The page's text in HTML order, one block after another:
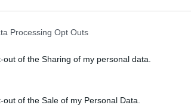
Processing Opt Outs
out of the Sharing of my personal data.
out of the Sale of my Personal Data.